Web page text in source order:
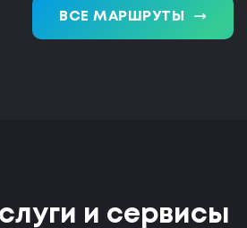
ВСЕ МАРШРУТЫ trending_flat
и сервисы